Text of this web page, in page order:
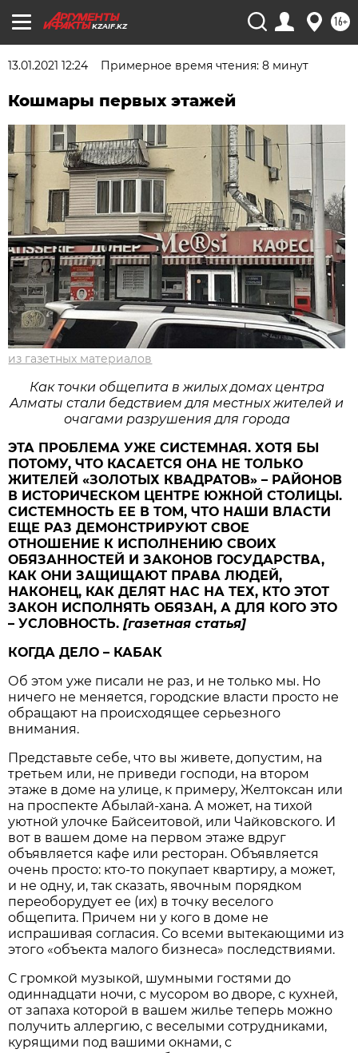
KZAIF.KZ 16+
13.01.2021 12:24 Примерное время чтения: 8 минут
Кошмары первых этажей
из газетных материалов
Как точки общепита в жилых домах центра
Алматы стали бедствием для местных жителей и
очагами разрушения для города
ЭТА ПРОБЛЕМА УЖЕ СИСТЕМНАЯ. ХОТЯ БЫ
ПОТОМУ, ЧТО КАСАЕТСЯ ОНА НЕ ТОЛЬКО
ЖИТЕЛЕЙ «ЗОЛОТЫХ КВАДРАТОВ» – РАЙОНОВ
В ИСТОРИЧЕСКОМ ЦЕНТРЕ ЮЖНОЙ СТОЛИЦЫ.
СИСТЕМНОСТЬ ЕЕ В ТОМ, ЧТО НАШИ ВЛАСТИ
ЕЩЕ РАЗ ДЕМОНСТРИРУЮТ СВОЕ
ОТНОШЕНИЕ К ИСПОЛНЕНИЮ СВОИХ
ОБЯЗАННОСТЕЙ И ЗАКОНОВ ГОСУДАРСТВА,
КАК ОНИ ЗАЩИЩАЮТ ПРАВА ЛЮДЕЙ,
НАКОНЕЦ, КАК ДЕЛЯТ НАС НА ТЕХ, КТО ЭТОТ
ЗАКОН ИСПОЛНЯТЬ ОБЯЗАН, А ДЛЯ КОГО ЭТО
– УСЛОВНОСТЬ.[газетная статья]
КОГДА ДЕЛО – КАБАК
Об этом уже писали не раз, и не только мы. Но
ничего не меняется, городские власти просто не
обращают на происходящее серьезного
внимания.
Представьте себе, что вы живете, допустим, на
третьем или, не приведи господи, на втором
этаже в доме на улице, к примеру, Желтоксан или
на проспекте Абылай-хана. А может, на тихой
уютной улочке Байсеитовой, или Чайковского. И
вот в вашем доме на первом этаже вдруг
объявляется кафе или ресторан. Объявляется
очень просто: кто-то покупает квартиру, а может,
и не одну, и, так сказать, явочным порядком
переоборудует ее (их) в точку веселого
общепита. Причем ни у кого в доме не
испрашивая согласия. Со всеми вытекающими из
этого «объекта малого бизнеса» последствиями.
С громкой музыкой, шумными гостями до
одиннадцати ночи, с мусором во дворе, с кухней,
от запаха которой в вашем жилье теперь можно
получить аллергию, с веселыми сотрудниками,
курящими под вашими окнами, с